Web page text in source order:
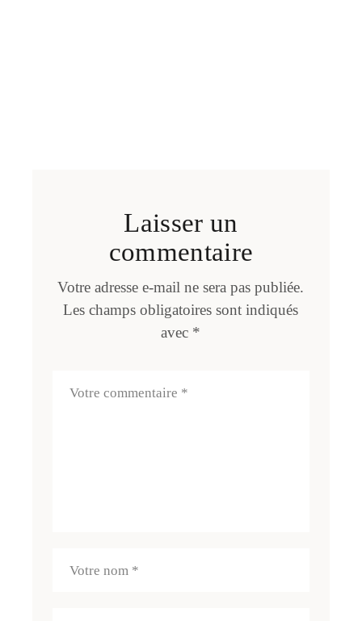
Laisser un
commentaire
Votre adresse e-mail ne sera pas publiée.
Les champs obligatoires sont indiqués
avec *